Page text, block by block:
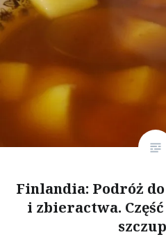
Finlandia: Podróż
i zbieractwa.